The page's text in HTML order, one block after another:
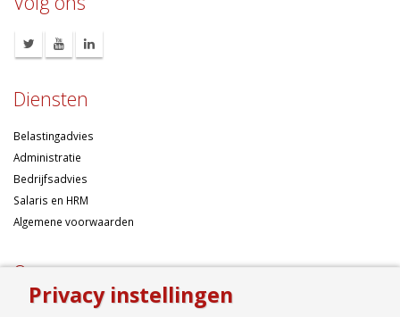
Diensten
Belastingadvies
Administratie
Bedrijfsadvies
Salaris en HRM
Algemene voorwaarden
Over ons
Ondernemen betekent risico’s nemen, maar dan liefst wel zo
Privacy instellingen